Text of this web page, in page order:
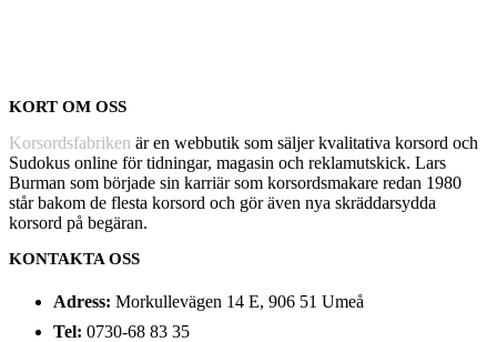
KORT OM OSS
Korsordsfabriken är en webbutik som säljer kvalitativa korsord och
Sudokus online för tidningar, magasin och reklamutskick. Lars
Burman som började sin karriär som korsordsmakare redan 1980
står bakom de flesta korsord och gör även nya skräddarsydda
korsord på begäran.
KONTAKTA OSS
Adress: Morkullevägen 14 E, 906 51 Umeå
Tel: 0730-68 83 35